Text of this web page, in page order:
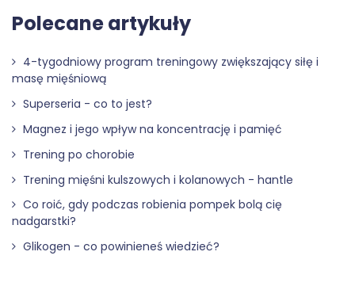
Polecane artykuły
4-tygodniowy program treningowy zwiększający siłę i
masę mięśniową
Superseria - co to jest?
Magnez i jego wpływ na koncentrację i pamięć
Trening po chorobie
Trening mięśni kulszowych i kolanowych - hantle
Co roić, gdy podczas robienia pompek bolą cię
nadgarstki?
Glikogen - co powinieneś wiedzieć?